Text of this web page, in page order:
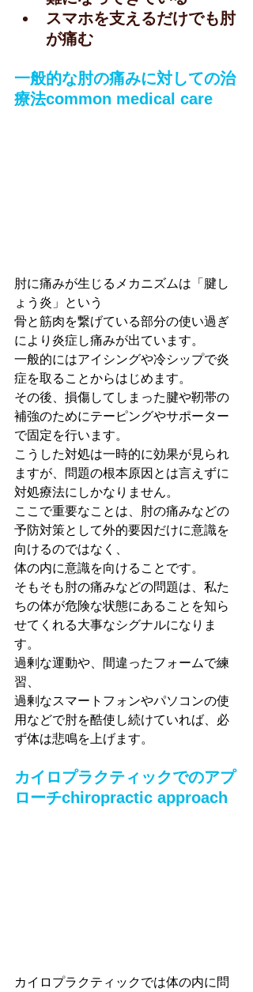
スマホを支えるだけでも肘
が痛む
一般的な肘の痛みに対しての治
療法common medical care
肘に痛みが生じるメカニズムは「腱し
ょう炎」という
骨と筋肉を繋げている部分の使い過ぎ
により炎症し痛みが出ています。
一般的にはアイシングや冷シップで炎
症を取ることからはじめます。
その後、損傷してしまった腱や靭帯の
補強のためにテーピングやサポーター
で固定を行います。
こうした対処は一時的に効果が見られ
ますが、問題の根本原因とは言えずに
対処療法にしかなりません。
ここで重要なことは、肘の痛みなどの
予防対策として外的要因だけに意識を
向けるのではなく、
体の内に意識を向けることです。
そもそも肘の痛みなどの問題は、私た
ちの体が危険な状態にあることを知ら
せてくれる大事なシグナルになりま
す。
過剰な運動や、間違ったフォームで練
習、
過剰なスマートフォンやパソコンの使
用などで肘を酷使し続けていれば、必
ず体は悲鳴を上げます。
カイロプラクティックでのアプ
ローチchiropractic approach
カイロプラクティックでは体の内に問